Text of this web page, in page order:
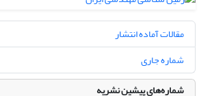
مقالات آماده انتشار
شماره جاری
شماره‌های پیشین نشریه